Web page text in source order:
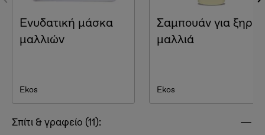
Ενυδατική μάσκα
μαλλιών
Ekos
Σαμπουάν για ξηρά
μαλλιά
Ekos
Σπίτι & γραφείο (11):